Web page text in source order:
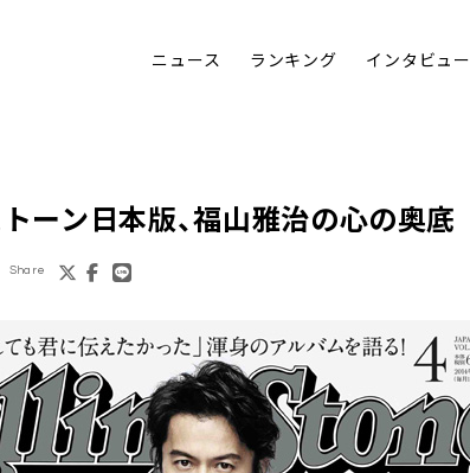
ニュース ランキング インタビュー
ーン日本版、福山雅治の心の奥底
Share